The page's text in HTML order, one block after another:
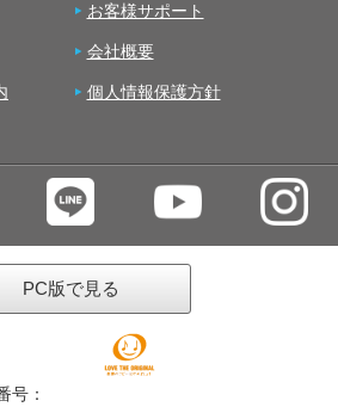
お客様サポート
会社概要
個人情報保護方針
PC版で見る
号：